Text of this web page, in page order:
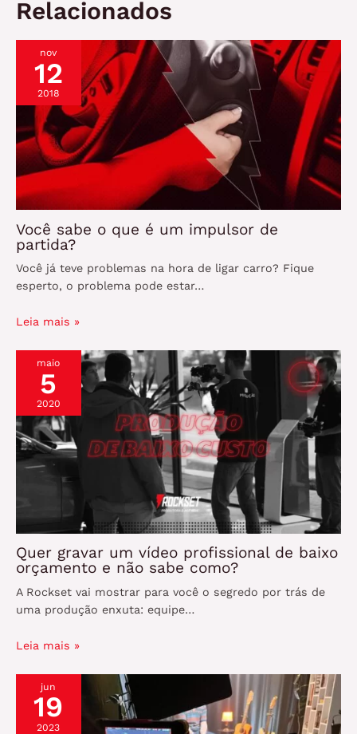
Relacionados
nov
12
2018
Você sabe o que é um impulsor de
partida?
Você já teve problemas na hora de ligar carro? Fique
esperto, o problema pode estar…
Leia mais »
maio
5
2020
Quer gravar um vídeo profissional de baixo
orçamento e não sabe como?
A Rockset vai mostrar para você o segredo por trás de
uma produção enxuta: equipe…
Leia mais »
jun
19
2023